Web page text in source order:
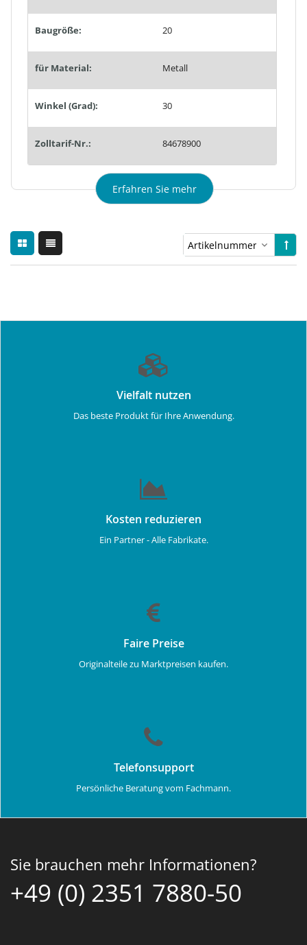
Baugröße: 20
für Material: Metall
Winkel (Grad): 30
Zolltarif-Nr.: 84678900
Erfahren Sie mehr
Vielfalt nutzen
Das beste Produkt für Ihre Anwendung.
Kosten reduzieren
Ein Partner - Alle Fabrikate.
Faire Preise
Originalteile zu Marktpreisen kaufen.
Telefonsupport
Persönliche Beratung vom Fachmann.
Sie brauchen mehr Informationen?
+49 (0) 2351 7880-50